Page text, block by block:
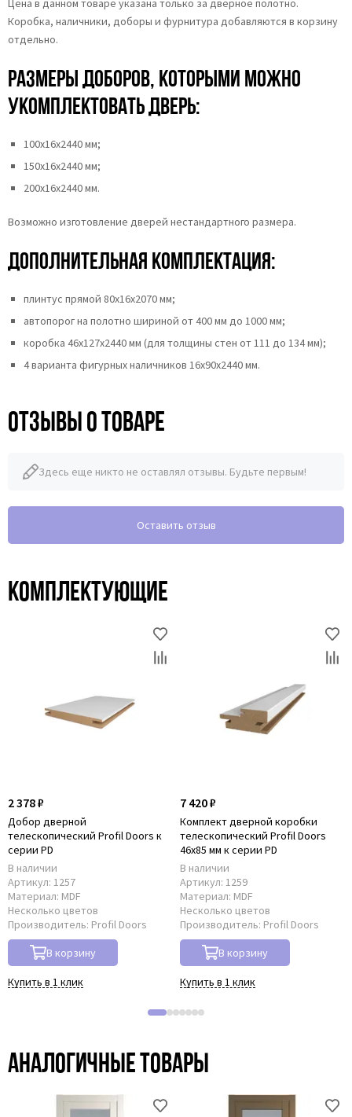
Цена в данном товаре указана только за дверное полотно.
Коробка, наличники, доборы и фурнитура добавляются в корзину
отдельно.
Размеры доборов, которыми можно
укомплектовать дверь:
100х16х2440 мм;
150х16х2440 мм;
200х16х2440 мм.
Возможно изготовление дверей нестандартного размера.
Дополнительная комплектация:
плинтус прямой 80х16х2070 мм;
автопорог на полотно шириной от 400 мм до 1000 мм;
коробка 46x127x2440 мм (для толщины стен от 111 до 134 мм);
4 варианта фигурных наличников 16х90х2440 мм.
Отзывы о товаре
Здесь еще никто не оставлял отзывы. Будьте первым!
Оставить отзыв
Комплектующие
2 378 ₽
Добор дверной
телескопический Profil Doors к
серии PD
В наличии
Артикул: 1257
Материал: MDF
Несколько цветов
Производитель: Profil Doors
В корзину
Купить в 1 клик
7 420 ₽
Комплект дверной коробки
телескопический Profil Doors
46x85 мм к серии PD
В наличии
Артикул: 1259
Материал: MDF
Несколько цветов
Производитель: Profil Doors
В корзину
Купить в 1 клик
Аналогичные товары